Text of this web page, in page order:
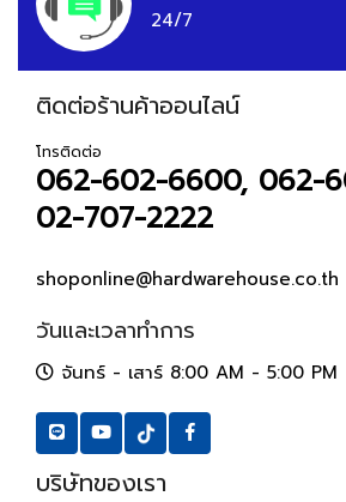
24/7
ติดต่อร้านค้าออนไลน์
โทรติดต่อ
062-602-6600, 062-
02-707-2222
shoponline@hardwarehouse.co.th
วันและเวลาทำการ
จันทร์ - เสาร์ 8:00 AM - 5:00 PM
บริษัทของเรา